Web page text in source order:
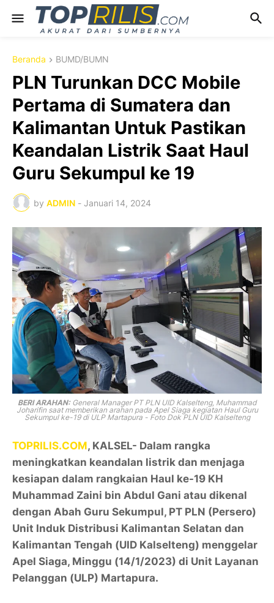
Beranda BUMD/BUMN
PLN Turunkan DCC Mobile
Pertama di Sumatera dan
Kalimantan Untuk Pastikan
Keandalan Listrik Saat Haul
Guru Sekumpul ke 19
by ADMIN - Januari 14, 2024
BERI ARAHAN:General Manager PT PLN UID Kalselteng, Muhammad
Joharifin saat memberikan arahan pada Apel Siaga kegiatan Haul Guru
Sekumpul ke-19 di ULP Martapura - Foto Dok PLN UID Kalselteng
TOPRILIS.COM, KALSEL- Dalam rangka
meningkatkan keandalan listrik dan menjaga
kesiapan dalam rangkaian Haul ke-19 KH
Muhammad Zaini bin Abdul Gani atau dikenal
dengan Abah Guru Sekumpul, PT PLN (Persero)
Unit Induk Distribusi Kalimantan Selatan dan
Kalimantan Tengah (UID Kalselteng) menggelar
Apel Siaga, Minggu (14/1/2023) di Unit Layanan
Pelanggan (ULP) Martapura.